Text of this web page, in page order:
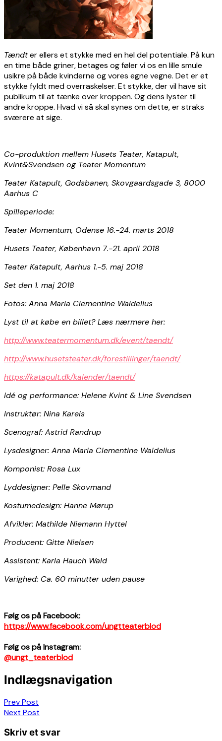
Tændter ellers et stykke med en hel del potentiale. På kun
en time både griner, betages og føler vi os en lille smule
usikre på både kvinderne og vores egne vegne. Det er et
stykke fyldt med overraskelser. Et stykke, der vil have sit
publikum til at tænke over kroppen. Og dens lyster til
andre kroppe. Hvad vi så skal synes om dette, er straks
sværere at sige.
Co-produktion mellem Husets Teater, Katapult,
Kvint&Svendsen og Teater Momentum
Teater Katapult, Godsbanen, Skovgaardsgade 3, 8000
Aarhus C
Spilleperiode:
Teater Momentum, Odense 16.-24. marts 2018
Husets Teater, København 7.-21. april 2018
Teater Katapult, Aarhus 1.-5. maj 2018
Set den 1. maj 2018
Fotos: Anna Maria Clementine Waldelius
Lyst til at købe en billet? Læs nærmere her:
http://www.teatermomentum.dk/event/taendt/
http://www.husetsteater.dk/forestillinger/taendt/
https://katapult.dk/kalender/taendt/
Idé og performance: Helene Kvint & Line Svendsen
Instruktør: Nina Kareis
Scenograf: Astrid Randrup
Lysdesigner: Anna Maria Clementine Waldelius
Komponist: Rosa Lux
Lyddesigner: Pelle Skovmand
Kostumedesign: Hanne Mørup
Afvikler: Mathilde Niemann Hyttel
Producent: Gitte Nielsen
Assistent: Karla Hauch Wald
Varighed: Ca. 60 minutter uden pause
Følg os på Facebook:
https://www.facebook.com/ungtteaterblod
Følg os på Instagram:
@ungt_teaterblod
Indlægsnavigation
Prev Post
Next Post
Skriv et svar